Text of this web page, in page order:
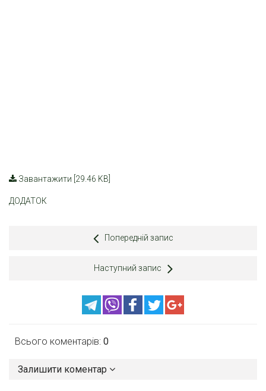
Завантажити [29.46 KB]
ДОДАТОК
Попередній запис
Наступний запис
Всього коментарів: 0
Залишити коментар